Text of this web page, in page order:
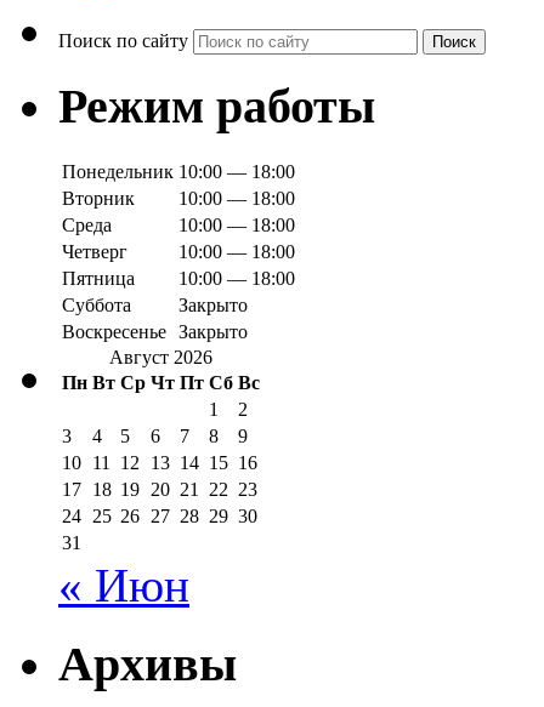
Поиск по сайту Поиск
Режим работы
Понедельник 10:00 — 18:00
Вторник
10:00 — 18:00
Среда
10:00 — 18:00
Четверг
10:00 — 18:00
Пятница
10:00 — 18:00
Суббота
Закрыто
Воскресенье Закрыто
Август 2026
Пн Вт Ср Чт Пт Сб Вс
1
2
3
4 5 6 7 8
9
10 11 12 13 14 15 16
17 18 19 20 21 22 23
24 25 26 27 28 29 30
31
« Июн
Архивы